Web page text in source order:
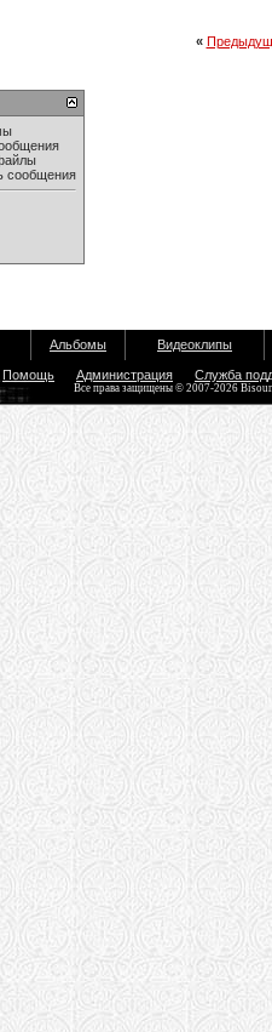
«
сообщения
Альбомы Видеоклипы
Помощь Администрация Служба
Все права защищены © 2007-2026